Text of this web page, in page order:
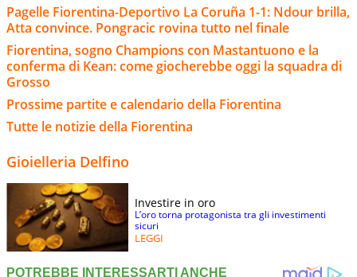
Pagelle Fiorentina-Deportivo La Coruña 1-1: Ndour brilla,
Atta convince. Pongracic rovina tutto nel finale
Fiorentina, sogno Champions con Mastantuono e la
conferma di Kean: come giocherebbe oggi la squadra di
Grosso
Prossime partite e calendario della Fiorentina
Tutte le notizie della Fiorentina
Gioielleria Delfino
Investire in oro
L’oro torna protagonista tra gli investimenti
sicuri
LEGGI